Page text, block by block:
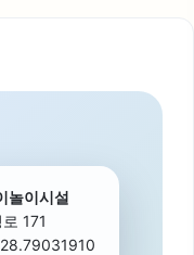
놀이시설
171